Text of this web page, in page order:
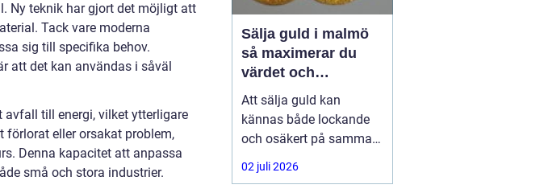
Ny teknik har gjort det möjligt att
Tack vare moderna
sig till specifika behov.
att det kan användas i såväl
till energi, vilket ytterligare
eller orsakat problem,
Denna kapacitet att anpassa
små och stora industrier.
Sälja guld i malmö
så maximerar du
värdet och
tryggheten
Att sälja guld kan
kännas både lockande
och osäkert på samma
gång. Många har ärvda
smycken, gamla
02 juli 2026